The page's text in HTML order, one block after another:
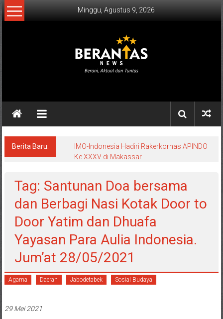
Lompat
ke
Minggu, Agustus 9, 2026
NEWS
Aktual
Tuntas.
Berita Baru:
IMO-Indonesia Hadiri Rakerkornas APINDO
Ke XXXV di Makassar
Tag: Santunan Doa bersama
dan Berbagi Nasi Kotak Door to
Door Yatim dan Dhuafa
Yayasan Para Aulia Indonesia.
Jum’at 28/05/2021
Agama Daerah Jabodetabek Sosial Budaya
29 Mei 2021